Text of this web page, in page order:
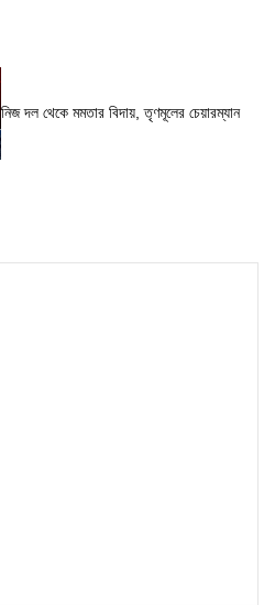
নিজ দল থেকে মমতার বিদায়, তৃণমূলের চেয়ারম্যান